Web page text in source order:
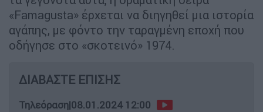
«Famagusta» έρχεται να διηγηθεί μια ιστορία
αγάπης, με φόντο την ταραγμένη εποχή που
οδήγησε στο «σκοτεινό» 1974.
ΔΙΑΒΑΣΤΕ ΕΠΙΣΗΣ
Τηλεόραση|08.01.2024 12:00